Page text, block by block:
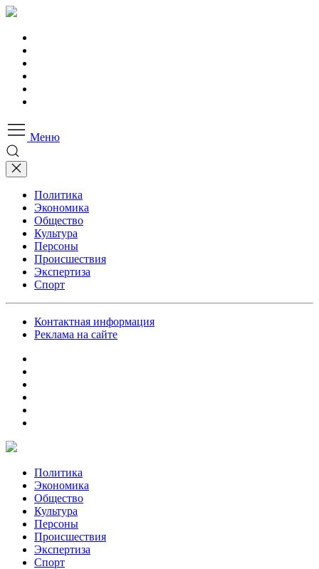
Меню
Политика
Экономика
Общество
Культура
Персоны
Происшествия
Экспертиза
Спорт
Контактная информация
Реклама на сайте
Политика
Экономика
Общество
Культура
Персоны
Происшествия
Экспертиза
Спорт